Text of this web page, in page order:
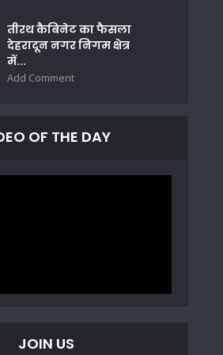
तीरथ कैबिनेट का फैसला
देहरादून नगर निगम क्षेत्र
में...
Add Comment
OF THE DAY
JOIN US